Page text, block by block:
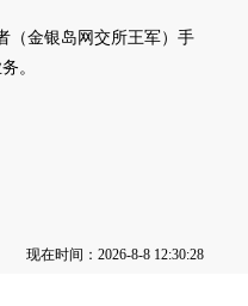
（金银岛网交所王军）手
。
现在时间：2026-8-8 12:30:28